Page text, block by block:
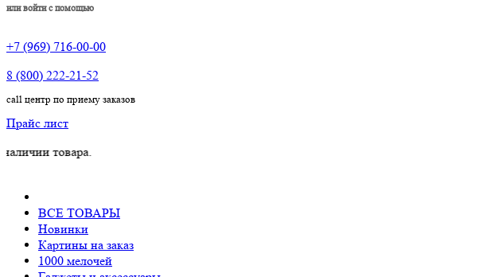
или войти с помощью
+7 (969) 716-00-00
8 (800) 222-21-52
call центр по приему заказов
Прайс лист
товара.
ВСЕ ТОВАРЫ
Новинки
Картины на заказ
1000 мелочей